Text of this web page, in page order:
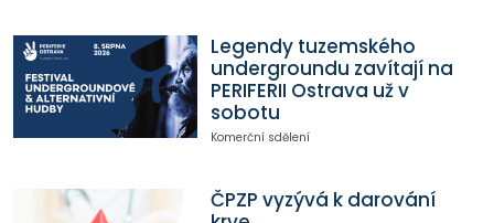
Legendy tuzemského
undergroundu zavítají na
PERIFERII Ostrava už v
sobotu
Komerční sdělení
ČPZP vyzývá k darování